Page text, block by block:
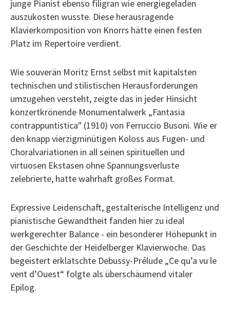
junge Pianist ebenso filigran wie energiegeladen
auszukosten wusste. Diese herausragende
Klavierkomposition von Knorrs hätte einen festen
Platz im Repertoire verdient.
Wie souverän Moritz Ernst selbst mit kapitalsten
technischen und stilistischen Herausforderungen
umzugehen versteht, zeigte das in jeder Hinsicht
konzertkrönende Monumentalwerk „Fantasia
contrappuntistica" (1910) von Ferruccio Busoni. Wie er
den knapp vierzigminütigen Koloss aus Fugen- und
Choralvariationen in all seinen spirituellen und
virtuosen Ekstasen ohne Spannungsverluste
zelebrierte, hatte wahrhaft großes Format.
Expressive Leidenschaft, gestalterische Intelligenz und
pianistische Gewandtheit fanden hier zu ideal
werkgerechter Balance - ein besonderer Höhepunkt in
der Geschichte der Heidelberger Klavierwoche. Das
begeistert erklatschte Debussy-Prélude „Ce qu’a vu le
vent d’Ouest“ folgte als überschäumend vitaler
Epilog.